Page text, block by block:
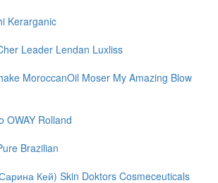
Kerarganic
Leader Lendan Luxliss
MoroccanOil Moser My Amazing Blow
OWAY Rolland
Brazilian
Кей) Skin Doktors Cosmeceuticals